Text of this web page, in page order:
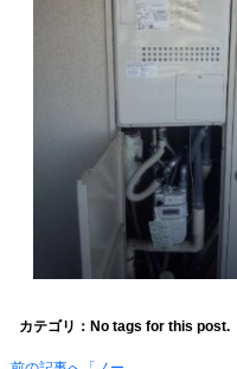
カテゴリ：No tags for this post.